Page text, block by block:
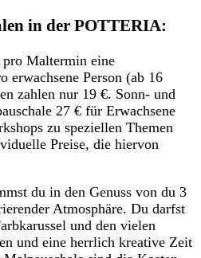
in der POTTERIA:
Maltermin eine
erwachsene Person (ab 16
zahlen nur 19 €. Sonn- und
27 € für Erwachsene
zu speziellen Themen
Preise, die hiervon
du in den Genuss von du 3
Atmosphäre. Du darfst
und den vielen
und eine herrlich kreative Zeit